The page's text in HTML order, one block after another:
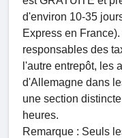
d'environ 10-35
Express en
responsables des
l'autre entrepôt, les
d'Allemagne dans
une section
heures.
Remarque : Seuls